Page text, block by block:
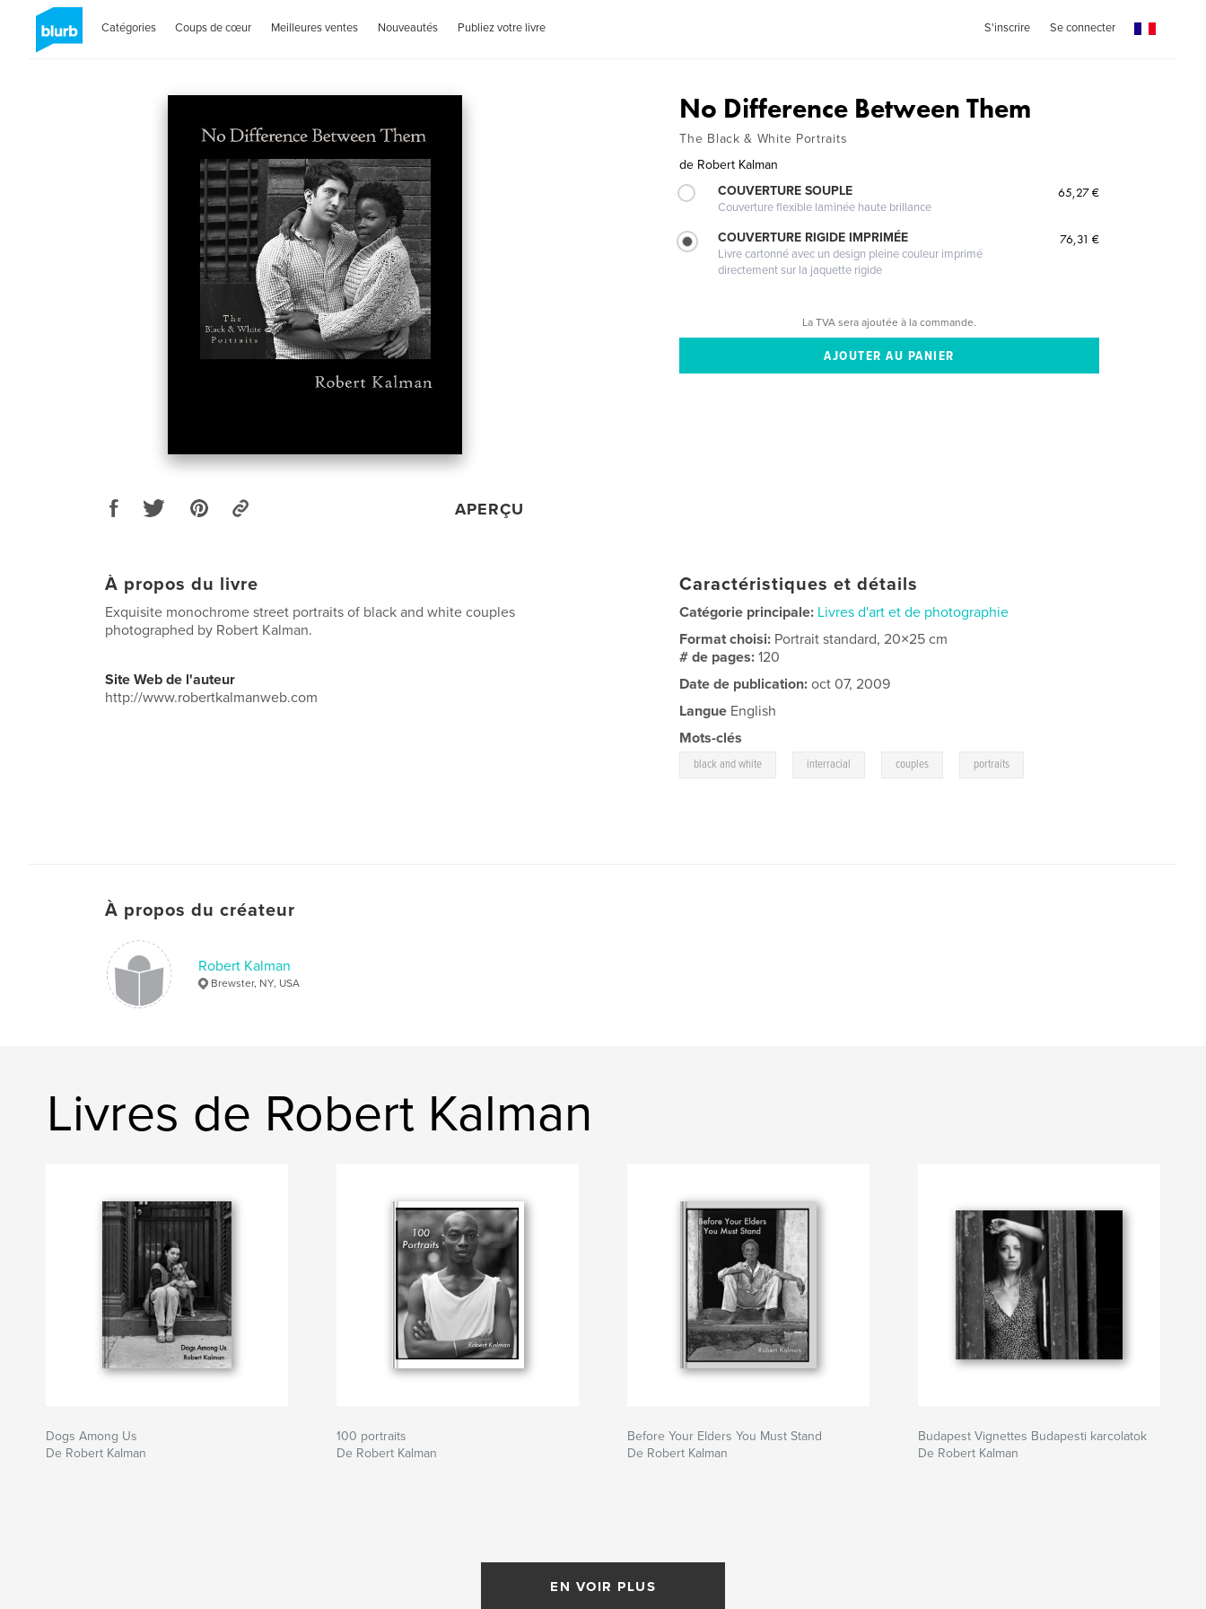
Catégories Coups de cœur Meilleures ventes Nouveautés Publiez votre livre S'inscrire Se connecter
APERÇU
No Difference Between Them
The Black & White Portraits
de Robert Kalman
COUVERTURE SOUPLE
Couverture flexible laminée haute brillance
65,27 €
COUVERTURE RIGIDE IMPRIMÉE
Livre cartonné avec un design pleine couleur imprimé
directement sur la jaquette rigide
76,31 €
La TVA sera ajoutée à la commande.
À propos du livre
Exquisite monochrome street portraits of black and white couples
photographed by Robert Kalman.
Site Web de l'auteur
http://www.robertkalmanweb.com
Caractéristiques et détails
Catégorie principale: Livres d'art et de photographie
Format choisi: Portrait standard, 20×25 cm
# de pages:120
Date de publication: oct 07, 2009
Langue English
Mots-clés
black and white interracial couples portraits
À propos du créateur
Robert Kalman
Brewster, NY, USA
Livres de Robert Kalman
Dogs Among Us
De Robert Kalman
100 portraits
De Robert Kalman
Before Your Elders You Must Stand
De Robert Kalman
Budapest Vignettes Budapesti karcolatok
De Robert Kalman
EN VOIR PLUS